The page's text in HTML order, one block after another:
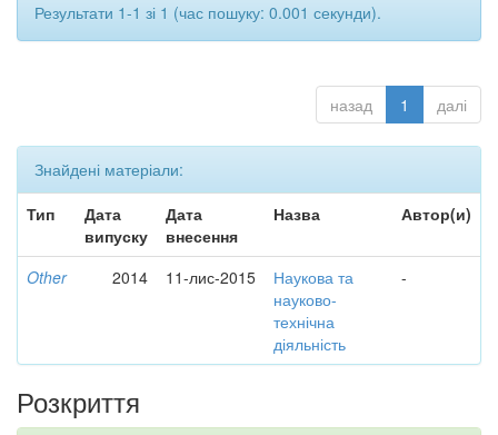
Результати 1-1 зі 1 (час пошуку: 0.001 секунди).
назад 1 далі
Знайдені матеріали:
Тип
Дата
випуску
Дата
внесення
Назва Автор(и)
Other 2014 11-лис-2015
Наукова та
науково-
технічна
діяльність
-
Розкриття